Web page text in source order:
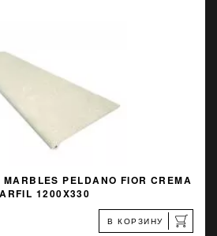
PELDANO FIOR CREMA
1200X330
В КОРЗИНУ